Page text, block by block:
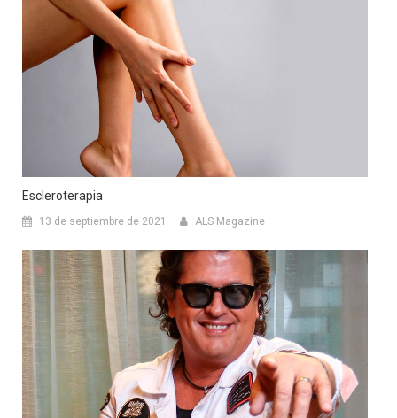
Escleroterapia
13 de septiembre de 2021 ALS Magazine